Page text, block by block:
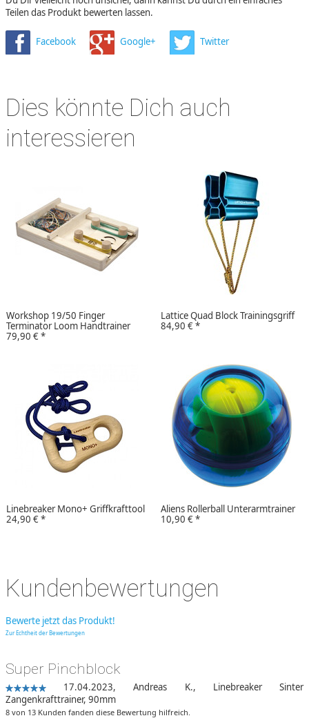
Teilen das Produkt bewerten lassen.
Facebook Google+ Twitter
Dies könnte Dich auch
interessieren
Workshop 19/50 Finger
Terminator Loom Handtrainer
79,90 €*
Lattice Quad Block Trainingsgriff
84,90 €*
Linebreaker Mono+ Griffkrafttool
24,90 €*
Aliens Rollerball Unterarmtrainer
10,90 €*
Kundenbewertungen
Bewerte jetzt das Produkt!
Zur Echtheit der Bewertungen
Super Pinchblock
17.04.2023,Andreas K., Linebreaker Sinter
Zangenkrafttrainer, 90mm
8 von 13 Kunden fanden diese Bewertung hilfreich.